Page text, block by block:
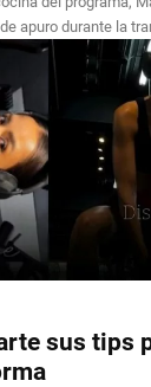
apuro durante la
sus tips